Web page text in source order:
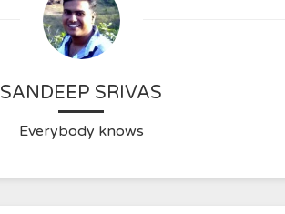
SANDEEP SRIVAS
Everybody knows